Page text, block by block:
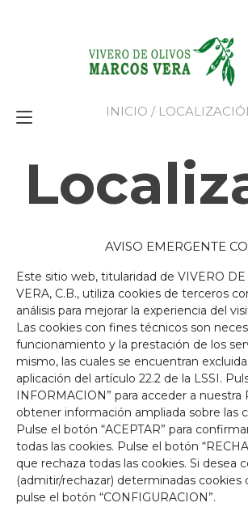
AVISO EMERGENTE
Este sitio web, titularidad de VIVERO DE
VERA, C.B., utiliza cookies de terceros
análisis para mejorar la experiencia del
Las cookies con fines técnicos son
funcionamiento y la prestación de los
mismo, las cuales se encuentran
aplicación del artículo 22.2 de la LSSI.
INFORMACION” para acceder a
obtener información ampliada sobre las
Pulse el botón “ACEPTAR” para
todas las cookies. Pulse el botón
que rechaza todas las cookies. Si desea
(admitir/rechazar) determinadas cookies
pulse el botón “CONFIGURACION”.
AlternarINICIO /
Haz clic en «Estoy de
habilitar Google maps
Política de cookies
Estoy de acuerdo